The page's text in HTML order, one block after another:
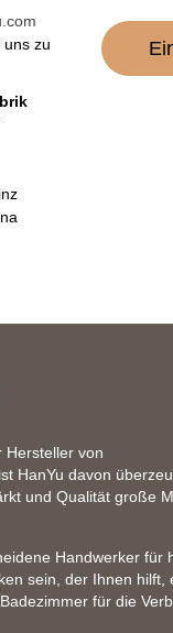
zu
Hersteller von
HanYu davon
und Qualität große
Handwerker für
sein, der Ihnen hilft,
für die